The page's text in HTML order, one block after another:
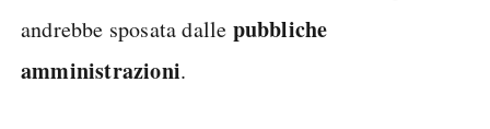
andrebbe sposata dalle pubbliche
amministrazioni.